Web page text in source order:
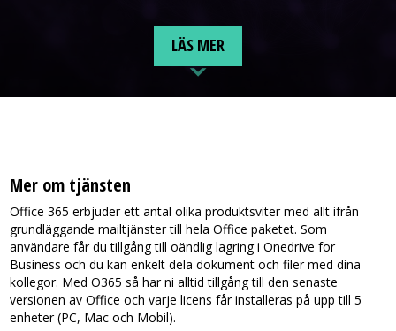
LÄS MER
LÄS MER
Mer om tjänsten
Office 365 erbjuder ett antal olika produktsviter med allt ifrån
grundläggande mailtjänster till hela Office paketet. Som
användare får du tillgång till oändlig lagring i Onedrive for
Business och du kan enkelt dela dokument och filer med dina
kollegor. Med O365 så har ni alltid tillgång till den senaste
versionen av Office och varje licens får installeras på upp till 5
enheter (PC, Mac och Mobil).